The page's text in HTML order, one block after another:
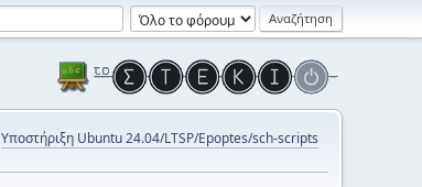
Υποστήριξη Ubuntu 24.04/LTSP/Epoptes/sch-scripts